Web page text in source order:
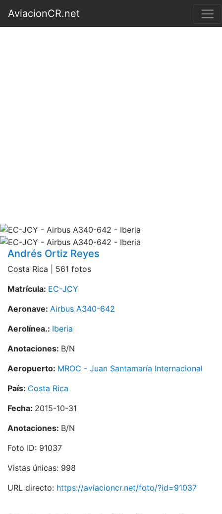
AviacionCR.net
Andrés Ortiz Reyes
Costa Rica | 561 fotos
Matrícula: EC-JCY
Aeronave: Airbus A340-642
Aerolínea.: Iberia
Anotaciones: B/N
Aeropuerto: MROC - Juan Santamaría Internacional
País: Costa Rica
Fecha: 2015-10-31
Anotaciones: B/N
Foto ID: 91037
Vistas únicas: 998
URL directo: https://aviacioncr.net/foto/?id=91037